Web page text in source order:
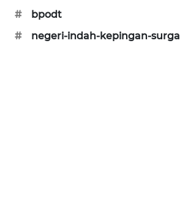
#
bpodt
#
negeri-indah-kepingan-surga